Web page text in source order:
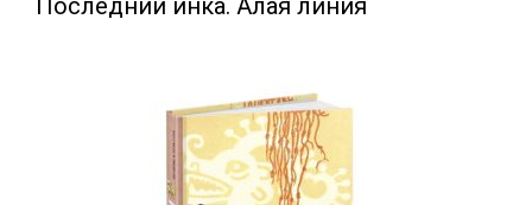
Последний инка. Алая линия